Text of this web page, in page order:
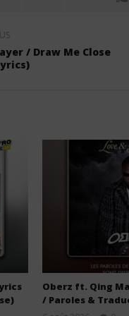
/ Draw Me Close
Oberz ft. Qing
/ Paroles &